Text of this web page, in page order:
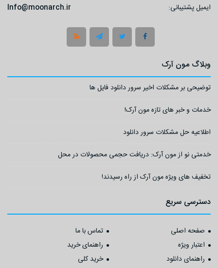
ایمیل پشتیبانی:
Info@moonarch.ir
وبلاگ مون آرک
توضیحی بر مشکلات اخیر سرور دانلود فایل ها
خدمات و خبر های تازه مون آرک!
اطلاعیه حل مشکلات سرور دانلود
خدمتی نو از مون آرک: دریافت حجمی محصولات در محل
تخفیف های ویژه مون آرک از راه رسیدند!
دسترسی سریع
صفحه اصلی
تماس با ما
اعتبار ویژه
راهنمای خرید
راهنمای دانلود
خرید کلی